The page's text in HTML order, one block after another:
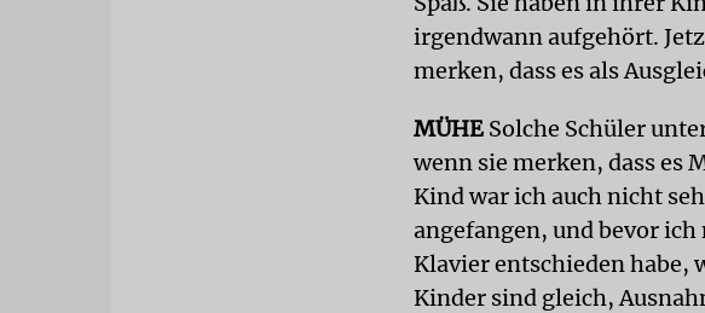
irgendwann aufgehört.
merken, dass es als
MÜHE Solche Schüler
wenn sie merken, dass es
Kind war ich auch nicht
angefangen, und bevor ich
Klavier entschieden habe,
Kinder sind gleich,